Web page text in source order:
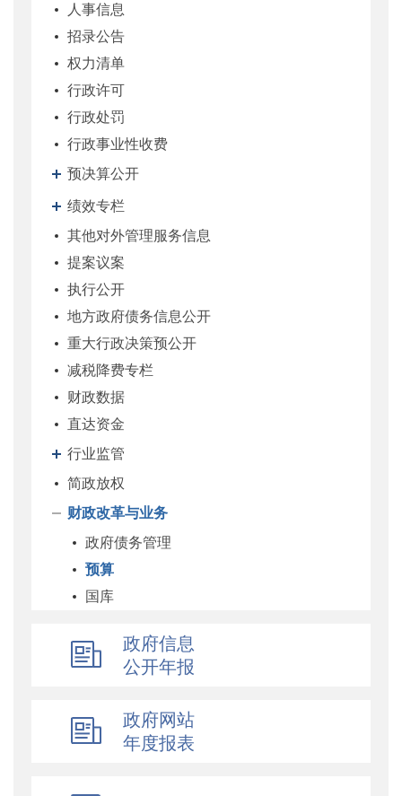
人事信息
招录公告
权力清单
行政许可
行政处罚
行政事业性收费
预决算公开
绩效专栏
其他对外管理服务信息
提案议案
执行公开
地方政府债务信息公开
重大行政决策预公开
减税降费专栏
财政数据
直达资金
行业监管
简政放权
财政改革与业务
政府债务管理
预算
国库
科教和文化
农业农村
自然资源和生态环境
政府信息
公开年报
政府网站
年度报表